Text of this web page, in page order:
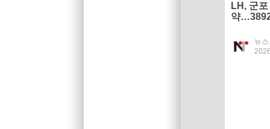
LH, 군
약
뉴